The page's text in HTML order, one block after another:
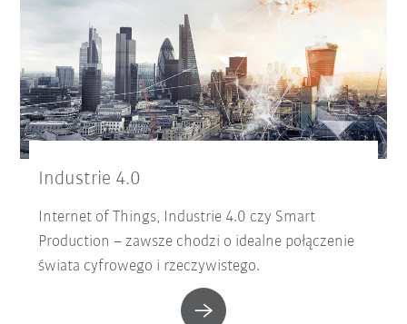
Industrie 4.0
Internet of Things, Industrie 4.0 czy Smart
Production – zawsze chodzi o idealne połączenie
świata cyfrowego i rzeczywistego.